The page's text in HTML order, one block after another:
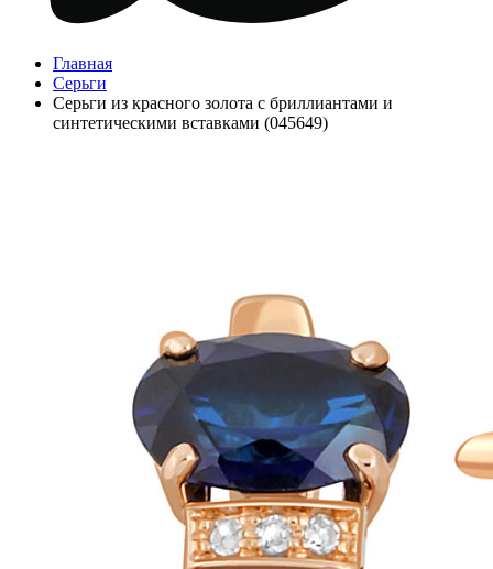
Главная
Серьги
Серьги из красного золота с бриллиантами и
синтетическими вставками (045649)